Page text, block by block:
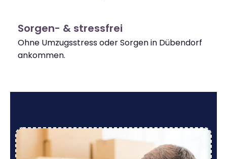
Sorgen- & stressfrei
Ohne Umzugsstress oder Sorgen in Dübendorf
ankommen.